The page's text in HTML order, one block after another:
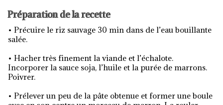
Préparation de la recette
• Précuire le riz sauvage 30 min dans de l’eau bouillante
salée.
• Hacher très finement la viande et l’échalote.
Incorporer la sauce soja, l’huile et la purée de marrons.
Poivrer.
• Prélever un peu de la pâte obtenue et former une boule